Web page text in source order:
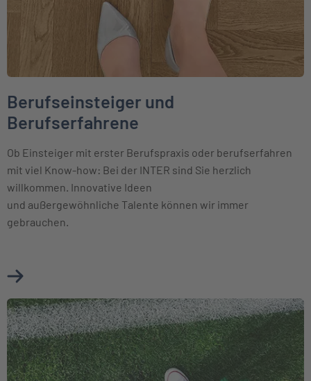
Berufseinsteiger und
Berufserfahrene
Ob Einsteiger mit erster Berufspraxis oder berufserfahren
mit viel Know-how: Bei der INTER sind Sie herzlich
willkommen. Innovative Ideen
und außergewöhnliche Talente können wir immer
gebrauchen.
Mehr über Berufseinsteiger und Berufserfahrene erfahren
Weiter zu Schüler und Studenten